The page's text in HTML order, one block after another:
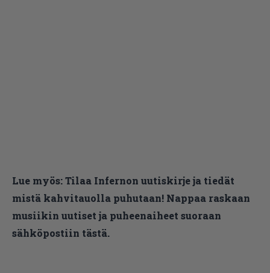
Lue myös:Tilaa Infernon uutiskirje ja tiedät
mistä kahvitauolla puhutaan! Nappaa raskaan
musiikin uutiset ja puheenaiheet suoraan
sähköpostiin tästä.